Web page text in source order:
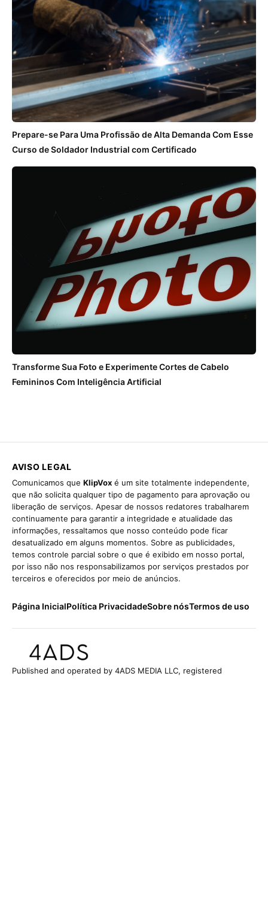
Prepare-se Para Uma Profissão de Alta Demanda Com Esse
Curso de Soldador Industrial com Certificado
Transforme Sua Foto e Experimente Cortes de Cabelo
Femininos Com Inteligência Artificial
AVISO LEGAL
Comunicamos que KlipVox é um site totalmente independente,
que não solicita qualquer tipo de pagamento para aprovação ou
liberação de serviços. Apesar de nossos redatores trabalharem
continuamente para garantir a integridade e atualidade das
informações, ressaltamos que nosso conteúdo pode ficar
desatualizado em alguns momentos. Sobre as publicidades,
temos controle parcial sobre o que é exibido em nosso portal,
por isso não nos responsabilizamos por serviços prestados por
terceiros e oferecidos por meio de anúncios.
Página InicialPolítica PrivacidadeSobre nósTermos de uso
Published and operated by 4ADS MEDIA LLC, registered